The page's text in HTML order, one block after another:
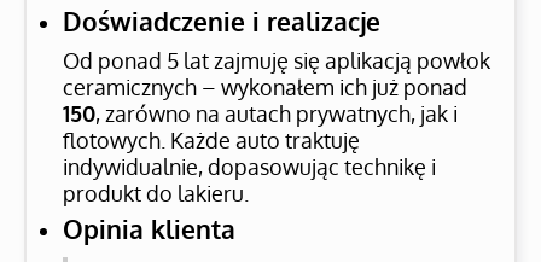
Doświadczenie i realizacje
Od ponad 5 lat zajmuję się aplikacją powłok
ceramicznych – wykonałem ich już ponad
150, zarówno na autach prywatnych, jak i
flotowych. Każde auto traktuję
indywidualnie, dopasowując technikę i
produkt do lakieru.
Opinia klienta